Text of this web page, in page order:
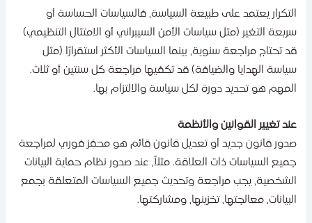
يعتمد على طبيعة السياسة، فالسياسات الحساسة أو
التغير (مثل سياسات الأمن السيبراني أو الامتثال التنظيمي)
تحتاج مراجعة سنوية، بينما السياسات الأكثر استقرارًا (مثل
الهدايا والضيافة) قد تكفيها مراجعة كل سنتين أو ثلاث.
هو تحديد دورة لكل سياسة والالتزام بها.
تغيير القوانين والأنظمة
قانون جديد أو تعديل قانون قائم هو محفز فوري لمراجعة
السياسات ذات العلاقة. مثلاً، عند صدور نظام حماية البيانات
يجب مراجعة وتحديث جميع السياسات المتعلقة بجمع
معالجتها، تخزينها، ومشاركتها.